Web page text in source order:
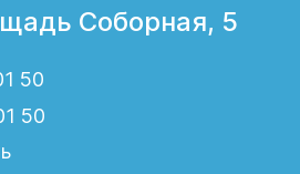
Соборная, 5
50
50